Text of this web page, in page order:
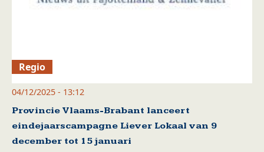
Regio
04/12/2025 - 13:12
Provincie Vlaams-Brabant lanceert
eindejaarscampagne Liever Lokaal van 9
december tot 15 januari